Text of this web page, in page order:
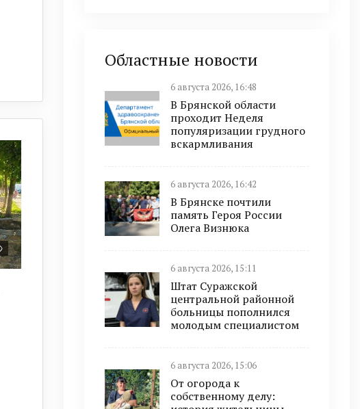
Областные новости
6 августа 2026, 16:48
В Брянской области
проходит Неделя
популяризации грудного
вскармливания
6 августа 2026, 16:42
В Брянске почтили
память Героя России
Олега Визнюка
6 августа 2026, 15:11
Штат Суражской
центральной районной
больницы пополнился
молодым специалистом
6 августа 2026, 15:06
От огорода к
собственному делу: